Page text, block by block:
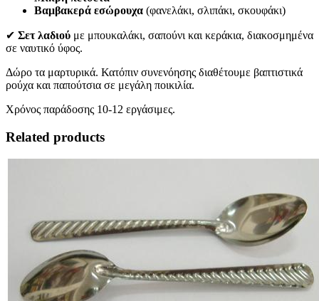
Βαμβακερά εσώρουχα (φανελάκι, σλιπάκι, σκουφάκι)
✔ Σετ λαδιού με μπουκαλάκι, σαπούνι και κεράκια, διακοσμημένα
σε ναυτικό ύφος.
Δώρο τα μαρτυρικά. Κατόπιν συνενόησης διαθέτουμε βαπτιστικά
ρούχα και παπούτσια σε μεγάλη ποικιλία.
Χρόνος παράδοσης 10-12 εργάσιμες.
Related products